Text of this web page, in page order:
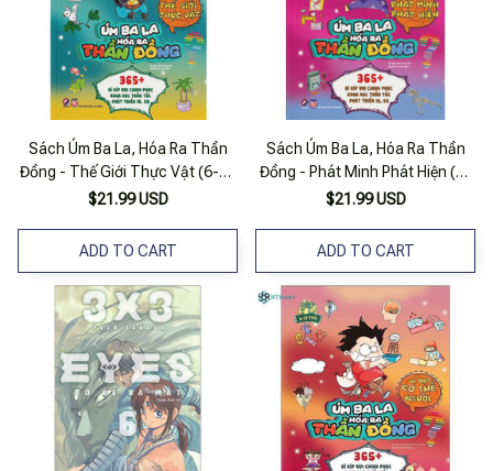
Sách Úm Ba La, Hóa Ra Thần
Đồng - Thế Giới Thực Vật (6-12
Tuổi)
$21.99 USD
ADD TO CART
Sách Úm Ba La, Hóa Ra Thần
Đồng - Phát Minh Phát Hiện (6-
12 Tuổi)
$21.99 USD
ADD TO CART